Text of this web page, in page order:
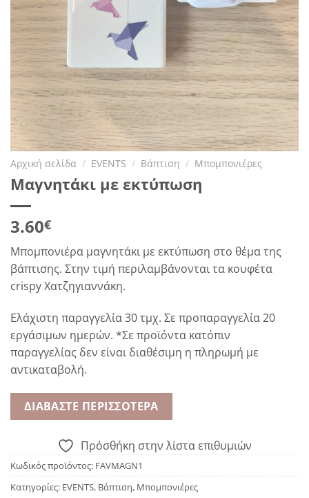
Αρχική σελίδα / EVENTS / Βάπτιση / Μπομπονιέρες
Μαγνητάκι με εκτύπωση
3.60€
Μπομπονιέρα μαγνητάκι με εκτύπωση στο θέμα της
βάπτισης. Στην τιμή περιλαμβάνονται τα κουφέτα
crispy Χατζηγιαννάκη.
Ελάχιστη παραγγελία 30 τμχ. Σε προπαραγγελία 20
εργάσιμων ημερών. *Σε προϊόντα κατόπιν
παραγγελίας δεν είναι διαθέσιμη η πληρωμή με
αντικαταβολή.
ΔΙΑΒΆΣΤΕ ΠΕΡΙΣΣΌΤΕΡΑ
Πρόσθήκη στην λίστα επιθυμιών
Κωδικός προϊόντος: FAVMAGN1
Κατηγορίες: EVENTS, Βάπτιση, Μπομπονιέρες